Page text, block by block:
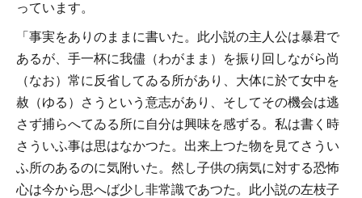
っています。
「事実をありのままに書いた。此小説の主人公は暴君で
あるが、手一杯に我儘（わがまま）を振り回しながら尚
（なお）常に反省してゐる所があり、大体に於て女中を
赦（ゆる）さうという意志があり、そしてその機会は逃
さず捕らへてゐる所に自分は興味を感ずる。私は書く時
さういふ事は思はなかつた。出来上つた物を見てさうい
ふ所のあるのに気附いた。然し子供の病気に対する恐怖
心は今から思へば少し非常識であつた。此小説の左枝子